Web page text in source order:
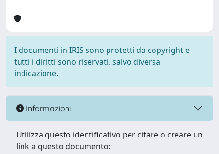
I documenti in IRIS sono protetti da copyright e
tutti i diritti sono riservati, salvo diversa
indicazione.
Informazioni
Utilizza questo identificativo per citare o creare un
link a questo documento: